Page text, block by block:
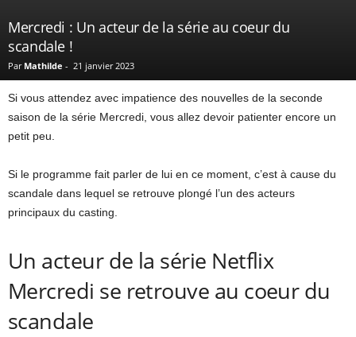
Mercredi : Un acteur de la série au coeur du
scandale !
Par Mathilde - 21 janvier 2023
Si vous attendez avec impatience des nouvelles de la seconde
saison de la série Mercredi, vous allez devoir patienter encore un
petit peu.
Si le programme fait parler de lui en ce moment, c’est à cause du
scandale dans lequel se retrouve plongé l’un des acteurs
principaux du casting.
Un acteur de la série Netflix
Mercredi se retrouve au coeur du
scandale